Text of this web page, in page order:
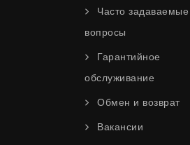
Часто задаваемые
вопросы
Гарантийное
обслуживание
Обмен и возврат
Вакансии